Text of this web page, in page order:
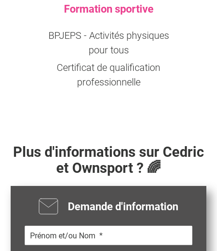
Formation sportive
BPJEPS - Activités physiques
pour tous
Certificat de qualification
professionnelle
Plus d'informations sur Cedric
et Ownsport ? 🌈
Demande d'information